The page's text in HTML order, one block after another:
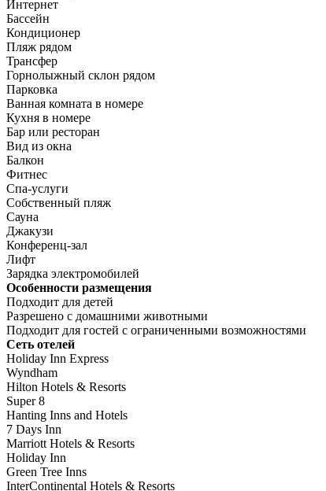
Интернет
Бассейн
Кондиционер
Пляж рядом
Трансфер
Горнолыжный склон рядом
Парковка
Ванная комната в номере
Кухня в номере
Бар или ресторан
Вид из окна
Балкон
Фитнес
Спа-услуги
Собственный пляж
Сауна
Джакузи
Конференц-зал
Лифт
Зарядка электромобилей
Особенности размещения
Подходит для детей
Разрешено с домашними животными
Подходит для гостей с ограниченными возможностями
Сеть отелей
Holiday Inn Express
Wyndham
Hilton Hotels & Resorts
Super 8
Hanting Inns and Hotels
7 Days Inn
Marriott Hotels & Resorts
Holiday Inn
Green Tree Inns
InterContinental Hotels & Resorts